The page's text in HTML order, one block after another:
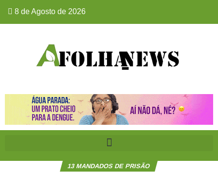
8 de Agosto de 2026
13 MANDADOS DE PRISÃO